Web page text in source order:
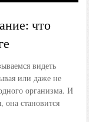
что
видеть
или даже не
организма. И
она становится